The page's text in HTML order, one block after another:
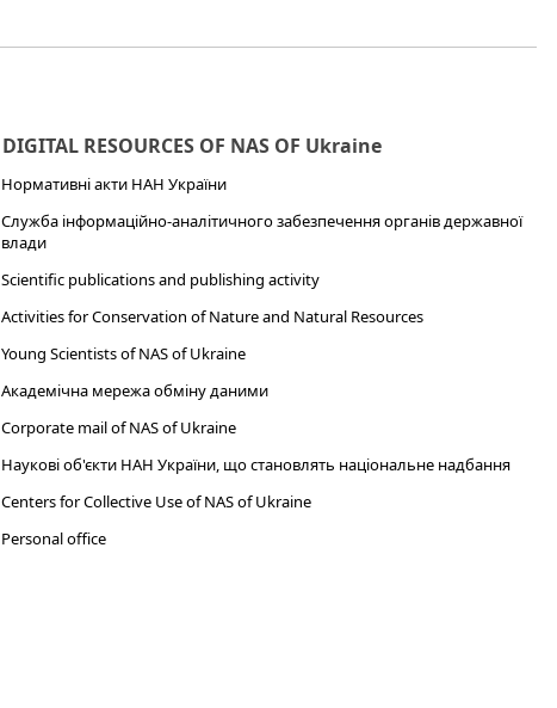
DIGITAL RESOURCES OF NAS OF Ukraine
Нормативні акти НАН України
Служба інформаційно-аналітичного забезпечення органів державної
влади
Scientific publications and publishing activity
Activities for Conservation of Nature and Natural Resources
Young Scientists of NAS of Ukraine
Академічна мережа обміну даними
Corporate mail of NAS of Ukraine
Наукові об'єкти НАН України, що становлять національне надбання
Centers for Collective Use of NAS of Ukraine
Personal office